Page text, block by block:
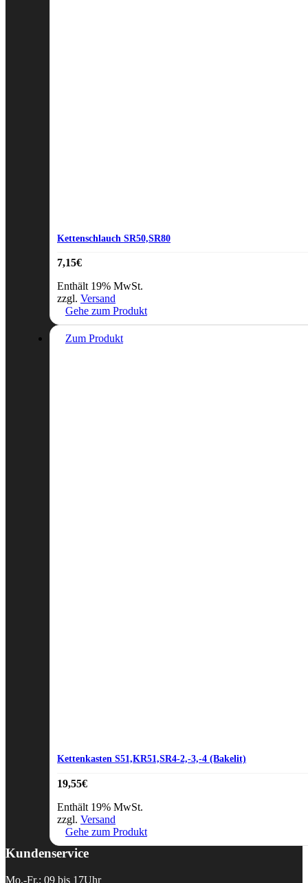
Kettenschlauch SR50,SR80
7,15€
Enthält 19% MwSt.
zzgl. Versand
Gehe zum Produkt
Zum Produkt
Kettenkasten S51,KR51,SR4-2,-3,-4 (Bakelit)
19,55€
Enthält 19% MwSt.
zzgl. Versand
Gehe zum Produkt
Kundenservice
Mo.-Fr.: 09 bis 17Uhr